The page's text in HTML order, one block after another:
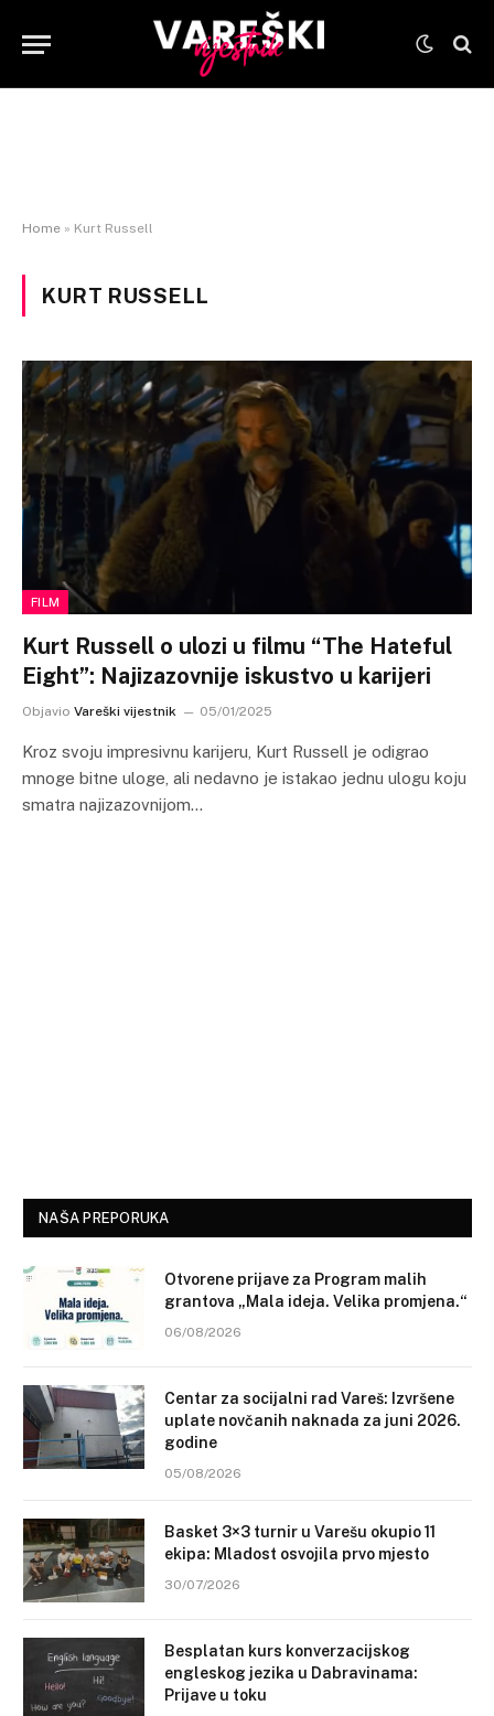
Home » Kurt Russell
KURT RUSSELL
FILM
Kurt Russell o ulozi u filmu “The Hateful
Eight”: Najizazovnije iskustvo u karijeri
Objavio Vareški vijestnik 05/01/2025
Kroz svoju impresivnu karijeru, Kurt Russell je odigrao
mnoge bitne uloge, ali nedavno je istakao jednu ulogu koju
smatra najizazovnijom…
NAŠA PREPORUKA
Otvorene prijave za Program malih
grantova „Mala ideja. Velika promjena.“
06/08/2026
Centar za socijalni rad Vareš: Izvršene
uplate novčanih naknada za juni 2026.
godine
05/08/2026
Basket 3×3 turnir u Varešu okupio 11
ekipa: Mladost osvojila prvo mjesto
30/07/2026
Besplatan kurs konverzacijskog
engleskog jezika u Dabravinama:
Prijave u toku